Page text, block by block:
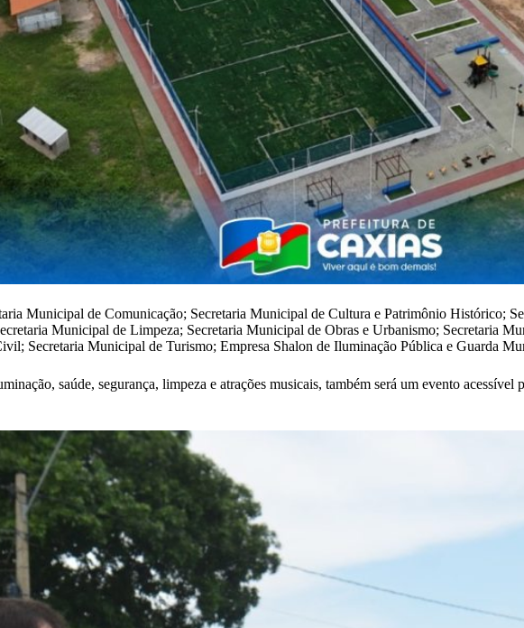
Municipal de Comunicação; Secretaria Municipal de Cultura e Patrimônio Histórico;
Municipal de Limpeza; Secretaria Municipal de Obras e Urbanismo; Secretaria
Secretaria Municipal de Turismo; Empresa Shalon de Iluminação Pública e Guarda
saúde, segurança, limpeza e atrações musicais, também será um evento